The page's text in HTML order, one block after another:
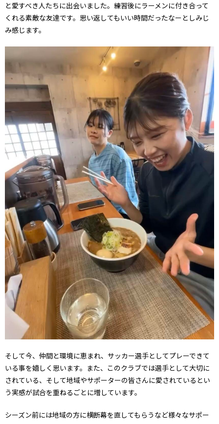
と愛すべき人たちに出会いました。練習後にラーメンに付き合って
くれる素敵な友達です。思い返してもいい時間だったなーとしみじ
み感じます。
そして今、仲間と環境に恵まれ、サッカー選手としてプレーできて
いる事を嬉しく思います。また、このクラブでは選手として大切に
されている、そして地域やサポーターの皆さんに愛されているとい
う実感が試合を重ねるごとに増しています。
シーズン前には地域の方に横断幕を直してもらうなど様々なサポー